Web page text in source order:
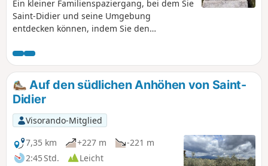
Ein kleiner Familienspaziergang, bei dem Sie
Saint-Didier und seine Umgebung
entdecken können, indem Sie den
Dorf säumen.
Auf den südlichen Anhöhen von Saint-
Didier
Visorando-Mitglied
7,35 km
+227 m
-221 m
2:45 Std.
Leicht